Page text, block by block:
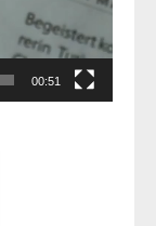
00:51